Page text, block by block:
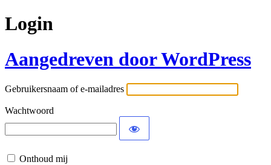
Login
Aangedreven door WordPress
Gebruikersnaam of e-mailadres
Wachtwoord
Onthoud mij